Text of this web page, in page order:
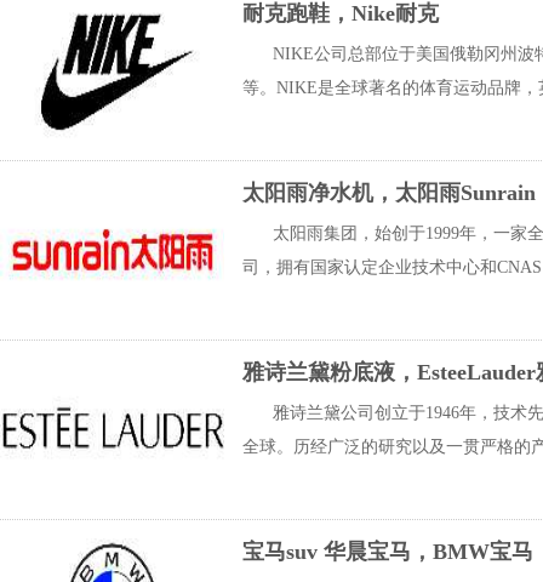
耐克跑鞋，Nike耐克
NIKE公司总部位于美国俄勒冈州波
等。NIKE是全球著名的体育运动品牌
太阳雨净水机，太阳雨Sunrain
太阳雨集团，始创于1999年，一家
司，拥有国家认定企业技术中心和
雅诗兰黛粉底液，EsteeLauder
雅诗兰黛公司创立于1946年，技术
全球。历经广泛的研究以及一贯严格的
宝马suv 华晨宝马，BMW宝马